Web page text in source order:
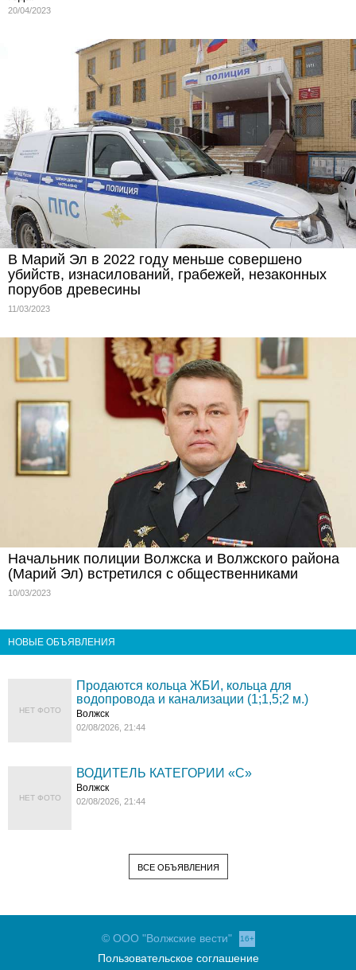
20/04/2023
В Марий Эл в 2022 году меньше совершено
убийств, изнасилований, грабежей, незаконных
порубов древесины
11/03/2023
Начальник полиции Волжска и Волжского района
(Марий Эл) встретился с общественниками
10/03/2023
НОВЫЕ ОБЪЯВЛЕНИЯ
НЕТ ФОТО
Продаются кольца ЖБИ, кольца для
водопровода и канализации (1;1,5;2 м.)
Волжск
02/08/2026, 21:44
НЕТ ФОТО
ВОДИТЕЛЬ КАТЕГОРИИ «C»
Волжск
02/08/2026, 21:44
ВСЕ ОБЪЯВЛЕНИЯ
© ООО "Волжские вести" 16+
Пользовательское соглашение